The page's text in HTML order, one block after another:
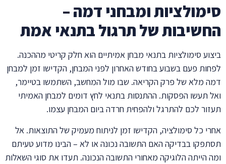
סימולציות ומבחני דמה –
החשיבות של תרגול בתנאי אמת
ביצוע סימולציות בתנאי מבחן אמיתיים הוא חלק קריטי מההכנה.
לפחות פעם בשבוע בחודש האחרון לפני המבחן, הקדישו זמן למבחן
דמה מלא של פרק הקריאה. שבו מול המחשב, השתמשו בטיימר,
ואל תעשו הפסקות. ההתנסות בתנאי לחץ דומים למבחן האמיתי
תעזור לכם להתרגל ולהפחית חרדה ביום המבחן עצמו.
אחרי כל סימולציה, הקדישו זמן לניתוח מעמיק של התוצאות. אל
תסתפקו בבדיקה האם התשובה נכונה או לא – הבינו מדוע טעיתם
ומה הייתה הלוגיקה מאחורי התשובה הנכונה. תעדו את סוגי השאלות